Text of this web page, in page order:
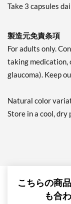
Take 3 capsules
製造元免責条項
For adults only.
taking medication,
glaucoma). Keep
Natural color
Store in a cool, dry
こちらの商
も合